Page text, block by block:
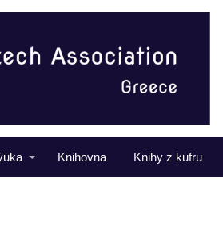
Knihovna Knihy z kufru